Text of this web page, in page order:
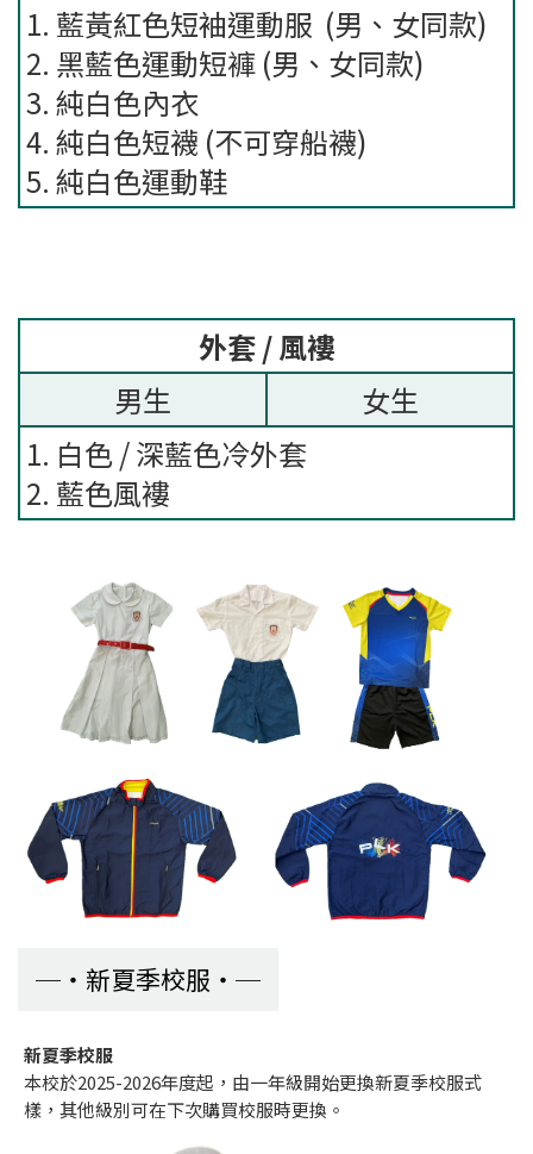
1. 藍黃紅色短袖運動服 (男、女同款)
2. 黑藍色運動短褲 (男、女同款)
3. 純白色內衣
4. 純白色短襪 (不可穿船襪)
5. 純白色運動鞋
外套/ 風褸
男生
女生
1. 白色 / 深藍色冷外套
2. 藍色風褸
新夏季校服
新夏季校服
本校於2025-2026年度起，由一年級開始更換新夏季校服式
樣，其他級別可在下次購買校服時更換。